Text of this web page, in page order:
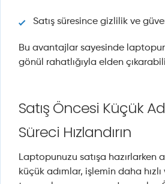
Satış süresince gizlilik ve
Bu avantajlar sayesinde
gönül rahatlığıyla elden
Satış Öncesi Küçük
Süreci Hızlandırın
Laptopunuzu satışa hazırlarken
küçük adımlar, işlemin daha hızlı